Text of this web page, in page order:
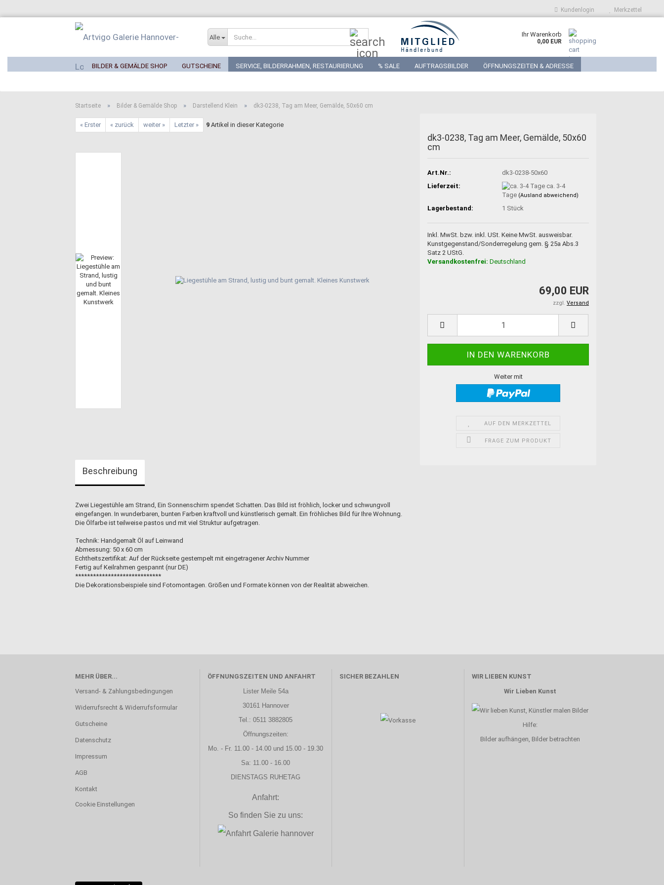
Kundenlogin Merkzettel
Alle Ihr Warenkorb
0,00 EUR
BILDER & GEMÄLDE SHOP GUTSCHEINE SERVICE, BILDERRAHMEN, RESTAURIERUNG % SALE AUFTRAGSBILDER ÖFFNUNGSZEITEN & ADRESSE
Startseite » Bilder & Gemälde Shop » Darstellend Klein » dk3-0238, Tag am Meer, Gemälde, 50x60 cm
« Erster « zurück weiter » Letzter » 9 Artikel in dieser Kategorie
dk3-0238, Tag am Meer, Gemälde, 50x60
cm
Art.Nr.:
dk3-0238-50x60
Lieferzeit:
ca. 3-4
Tage (Ausland abweichend)
Lagerbestand: 1 Stück
Inkl. MwSt. bzw. inkl. USt. Keine MwSt. ausweisbar.
Kunstgegenstand/Sonderregelung gem. § 25a Abs.3
Satz 2 UStG.
Versandkostenfrei: Deutschland
69,00 EUR
zzgl. Versand
Weiter mit
AUF DEN MERKZETTEL
FRAGE ZUM PRODUKT
Beschreibung
Zwei Liegestühle am Strand, Ein Sonnenschirm spendet Schatten. Das Bild ist fröhlich, locker und schwungvoll
eingefangen. In wunderbaren, bunten Farben kraftvoll und künstlerisch gemalt. Ein fröhliches Bild für Ihre Wohnung.
Die Ölfarbe ist teilweise pastos und mit viel Struktur aufgetragen.
Technik: Handgemalt Öl auf Leinwand
Abmessung: 50 x 60 cm
Echtheitszertifikat: Auf der Rückseite gestempelt mit eingetragener Archiv Nummer
Fertig auf Keilrahmen gespannt (nur DE)
*****************************
Die Dekorationsbeispiele sind Fotomontagen. Größen und Formate können von der Realität abweichen.
MEHR ÜBER...
Versand- & Zahlungsbedingungen
Widerrufsrecht & Widerrufsformular
Gutscheine
Datenschutz
Impressum
AGB
Kontakt
Cookie Einstellungen
ÖFFNUNGSZEITEN UND ANFAHRT
Lister Meile 54a
30161 Hannover
Tel.: 0511 3882805
Öffnungszeiten:
Mo. - Fr. 11.00 - 14.00 und 15.00 - 19.30
Sa: 11.00 - 16.00
DIENSTAGS RUHETAG
Anfahrt:
So finden Sie zu uns:
SICHER BEZAHLEN
WIR LIEBEN KUNST
Wir Lieben Kunst
Hilfe:
Bilder aufhängen, Bilder betrachten